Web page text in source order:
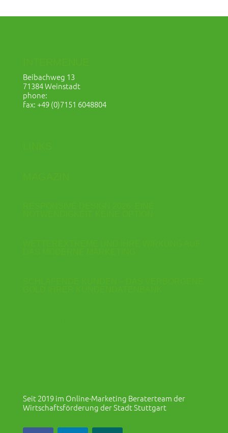
Beibachweg 13
71384 Weinstadt
phone:
fax: +49 (0)7151 6048804
Seit 2019 im Online-Marketing Beraterteam der
Wirtschaftsförderung der Stadt Stuttgart